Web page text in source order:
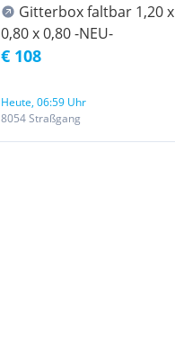
Gitterbox faltbar 1,20 x
0,80 x 0,80 -NEU-
€ 108
Heute, 06:59 Uhr
8054 Straßgang